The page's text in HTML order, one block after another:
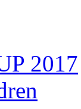
2017